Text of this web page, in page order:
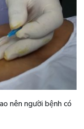
nên người bệnh có